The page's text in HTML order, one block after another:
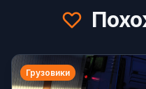
Грузовики